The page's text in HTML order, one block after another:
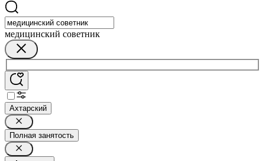
медицинский советник
Ахтарский
Полная занятость